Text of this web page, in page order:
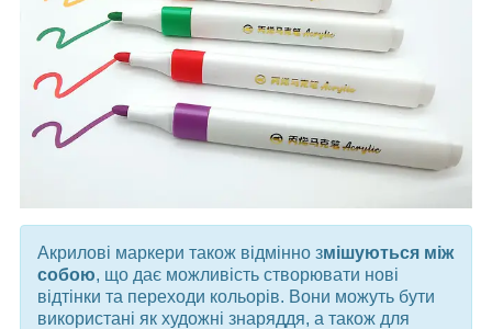
Акрилові маркери також відмінно змішуються між
собою, що дає можливість створювати нові
відтінки та переходи кольорів. Вони можуть бути
використані як художні знаряддя, а також для